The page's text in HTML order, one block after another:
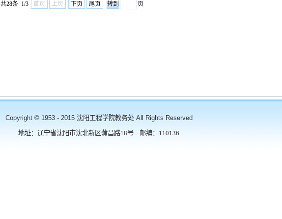
共28条 1/3
首页 上页 下页 尾页 页
Copyright © 1953 - 2015 沈阳工程学院教务处 All Rights Reserved
地址：辽宁省沈阳市沈北新区蒲昌路18号 邮编：110136